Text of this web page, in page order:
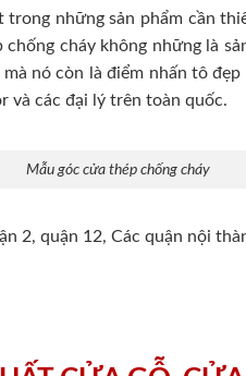
những sản phẩm cần
cháy không những là
nó còn là điểm nhấn tô
và các đại lý trên toàn quốc.
Mẫu góc cửa thép chống cháy
2, quận 12, Các quận nội